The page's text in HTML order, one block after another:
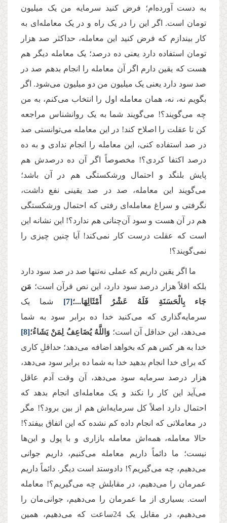
به دست آورده‌ام؛ فرض کنید سرمایه من یک میلیون
تومان است. اگر این را در یک راه و در یک معامله‌ای به
کار بیندازم که فرض کنید این معامله، حداکثر صد هزار
تومان استفاده دارد یعنی ده درصد؛ یک معامله دیگر هم
هست که یقین دارم اگر آن معامله را انجام بدهم صد در
صد سود دارد یعنی یک میلیون من دو میلیون می‌شود. اگر
بگویم نه، نه، همان معامله اول را انتخاب می‌کنم، به من
چه می‌گویند؟! می‌گویند شما به یک روانشناس مراجعه
کن تا عقلت را اصلاح کند! در این معامله می‌توانستی صد
در صد استفاده کنی، این معامله را انجام ندادی و به ده
درصد اکتفا کردی؟! مخصوصاً اگر آن ده درصدش هم
پایش بلنگد و احتمال ورشکستگی هم در آن باشد؛
می‌گویند این معامله، صد در صد یقینی نفع داشت،
نگرفتی و سراغ معامله‌ای رفتی که احتمال ورشکستگی
هم در آن هست و سود آن‌چنانی هم ندارد؟! این نشانه این
است که عقلت درست کار نمی‌کند! آیا چنین چیزی را
نمی‌گویند؟!
ما اگر یقین داریم که عملی نه‌تنها صد در صد سود دارد
بلکه اقلاً هزار درصد سود دارد، این نص قرآن است؛ مَن
جَاء بِالْحَسَنَةِ فَلَهُ عَشْرُ أَمْثَالِهَا...؛[7] شما یک
سرمایه‌گذاری که می‌کنید خدا ده برابر سود به شما
می‌دهد، این حداقل آن است؛وَاللَّهُ يُضَاعِفُ لِمَنْ يَشَاءُ؛[8]
خدا به هر کس هم که بخواهد اضافه می‌دهد؛ حداقلِ کاری
که برای خدا انجام بدهید خدا به شما ده برابر سود می‌دهد،
هزار درصد سرمایه سود می‌دهد، آن وقت آدم عاقل
می‌آید این کار را نکند و یک معامله‌ای انجام بدهد که
احتمال دارد اصلاً کل سرمایه‌اش هم از بین برود؟! مگر
در معاملاتی که انجام داده کم نشده که این اتفاق بیفتد؟!
حالا معامله، همه‌اش معامله بازاری و با پول و این‌ها
نیست؛ ما دائماً داریم معامله می‌کنیم، داریم جوانی
می‌دهیم، چه می‌گیریم؟! دادوستد است دیگر. دائماً داریم
عمرمان را می‌دهیم، در مقابلش چه می‌گیریم؟! معامله
است. بسیاری از ما عمرمان را می‌دهیم، جوانی‌مان را
می‌دهیم، در مقابل یک 24ساعت که می‌دهیم، همین